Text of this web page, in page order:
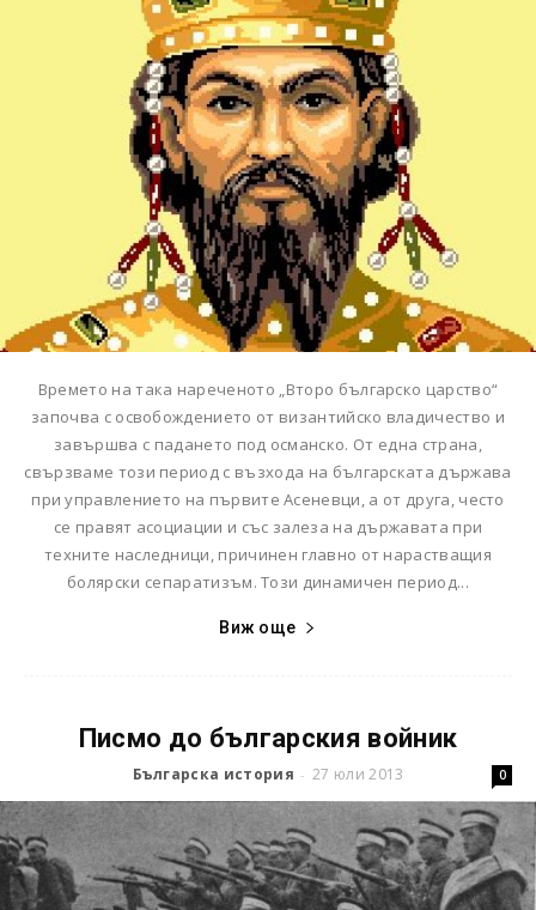
Времето на така нареченото „Второ българско царство“
започва с освобождението от византийско владичество и
завършва с падането под османско. От една страна,
свързваме този период с възхода на българската държава
при управлението на първите Асеневци, а от друга, често
се правят асоциации и със залеза на държавата при
техните наследници, причинен главно от нарастващия
болярски сепаратизъм. Този динамичен период...
Виж още
Писмо до българския войник
Българска история - 27 юли 2013 0